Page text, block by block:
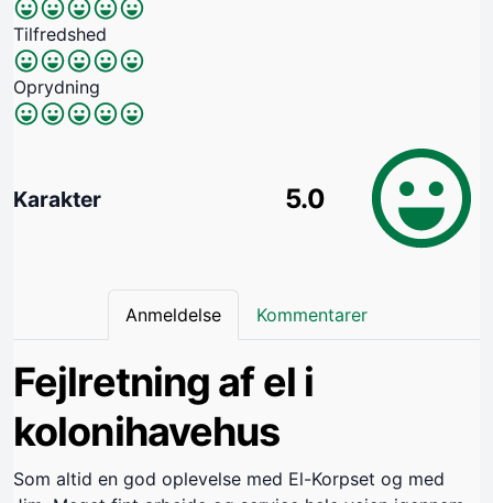
Tilfredshed
Oprydning
Karakter 5.0
Anmeldelse Kommentarer
Fejlretning af el i
kolonihavehus
Som altid en god oplevelse med El-Korpset og med